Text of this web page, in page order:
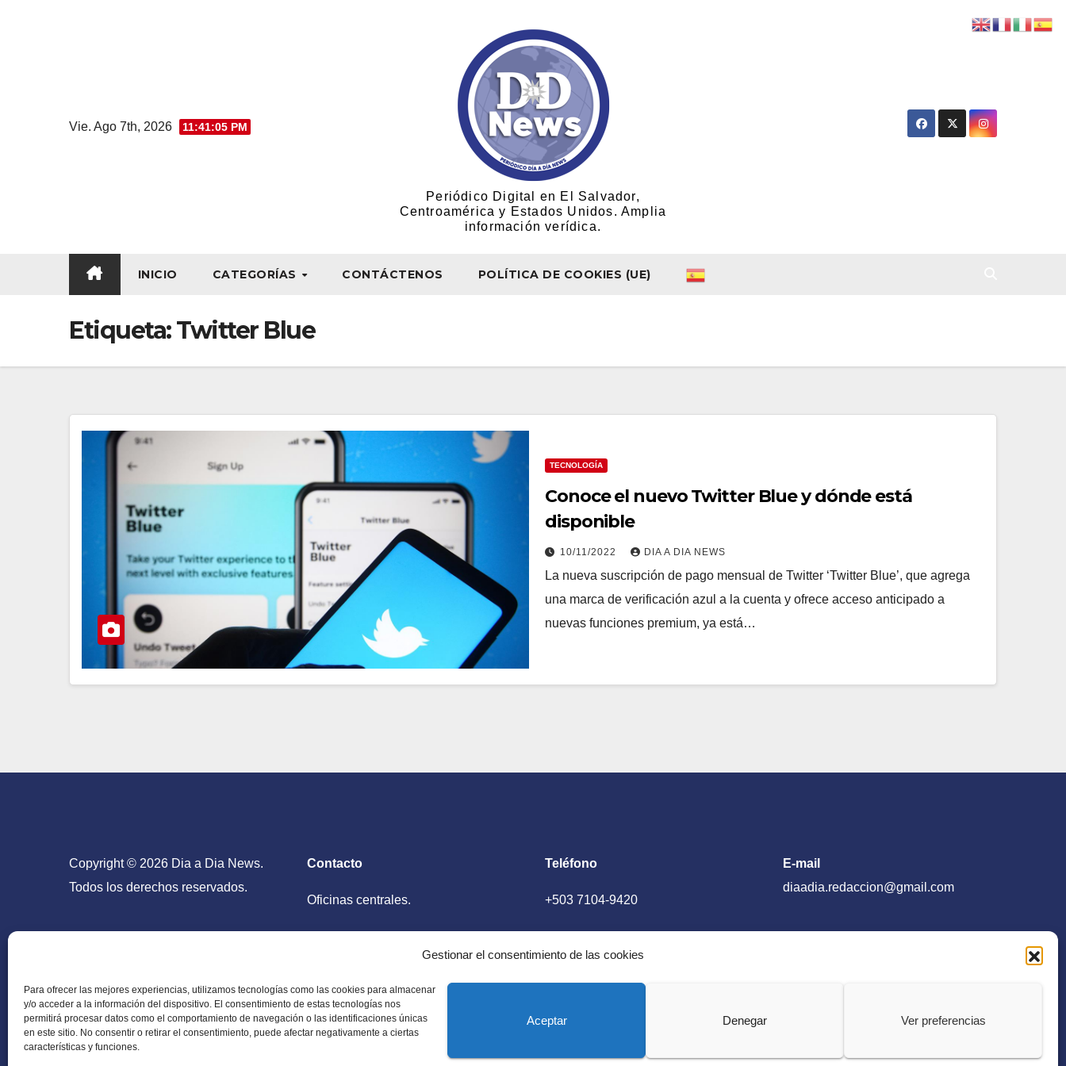
Gestionar el consentimiento de las cookies
Para ofrecer las mejores experiencias, utilizamos tecnologías como las cookies para almacenar
y/o acceder a la información del dispositivo. El consentimiento de estas tecnologías nos
permitirá procesar datos como el comportamiento de navegación o las identificaciones únicas
en este sitio. No consentir o retirar el consentimiento, puede afectar negativamente a ciertas
características y funciones.
Aceptar Denegar Ver preferencias
Vie. Ago 7th, 2026 11:41:05 PM
Periódico Digital en El Salvador,
Centroamérica y Estados Unidos. Amplia
información verídica.
INICIO CATEGORÍAS CONTÁCTENOS POLÍTICA DE COOKIES (UE)
Etiqueta:Twitter Blue
TECNOLOGÍA
Conoce el nuevo Twitter Blue y dónde está
disponible
10/11/2022 DIA A DIA NEWS
La nueva suscripción de pago mensual de Twitter ‘Twitter Blue’, que agrega
una marca de verificación azul a la cuenta y ofrece acceso anticipado a
nuevas funciones premium, ya está…
Copyright © 2026 Dia a Dia News.
Todos los derechos reservados.
Contacto
Oficinas centrales.
Teléfono
+503 7104-9420
E-mail
diaadia.redaccion@gmail.com
Periódico Digital en El Salvador, Centroamérica y Estados Unidos. Amplia